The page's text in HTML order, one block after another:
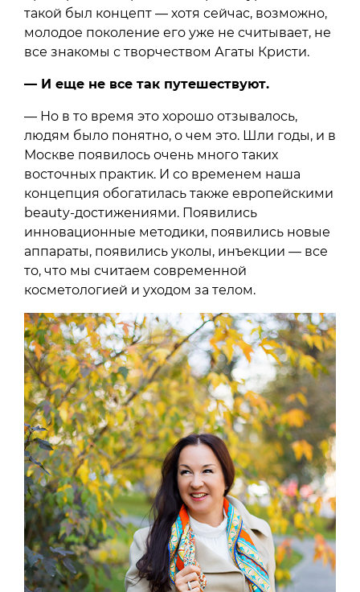
такой был концепт — хотя сейчас, возможно,
молодое поколение его уже не считывает, не
все знакомы с творчеством Агаты Кристи.
— И еще не все так путешествуют.
— Но в то время это хорошо отзывалось,
людям было понятно, о чем это. Шли годы, и в
Москве появилось очень много таких
восточных практик. И со временем наша
концепция обогатилась также европейскими
beauty-достижениями. Появились
инновационные методики, появились новые
аппараты, появились уколы, инъекции — все
то, что мы считаем современной
косметологией и уходом за телом.